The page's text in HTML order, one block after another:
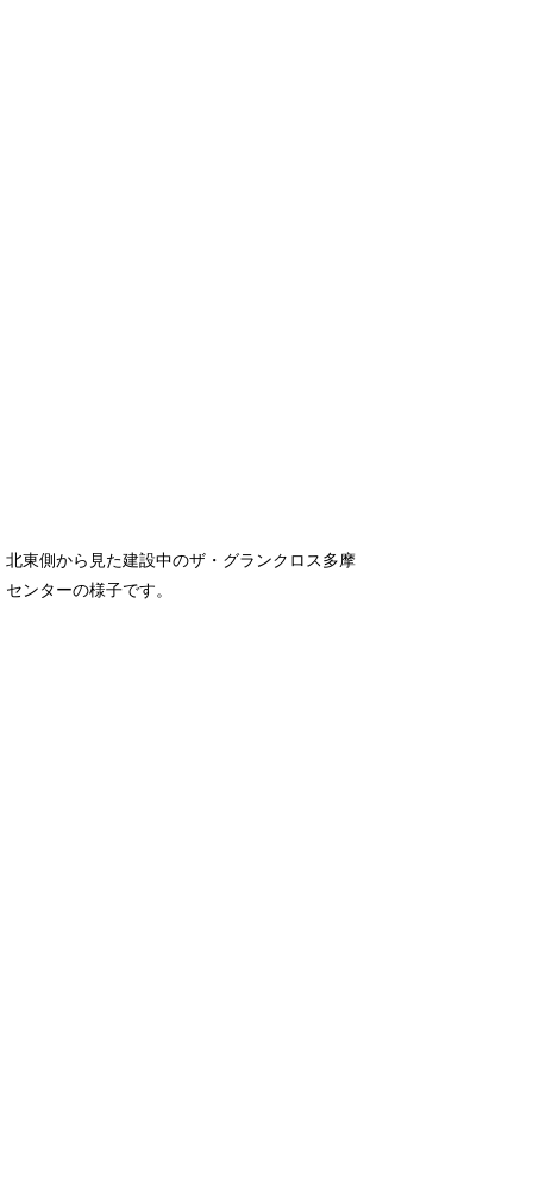
北東側から見た建設中のザ・グランクロス多摩
センターの様子です。